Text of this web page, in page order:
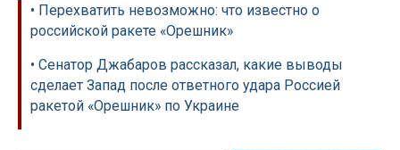
• Перехватить невозможно: что известно о
российской ракете «Орешник»
• Сенатор Джабаров рассказал, какие выводы
сделает Запад после ответного удара Россией
ракетой «Орешник» по Украине